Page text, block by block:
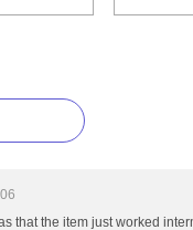
that the item just worked